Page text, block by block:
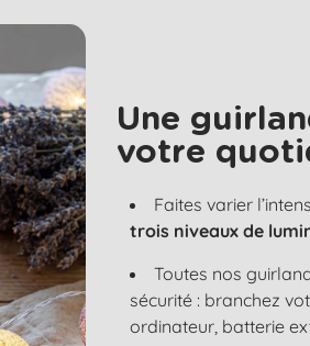
Une
votre
Faites varier
trois niveaux de
Toutes nos
sécurité : branchez
ordinateur, batterie